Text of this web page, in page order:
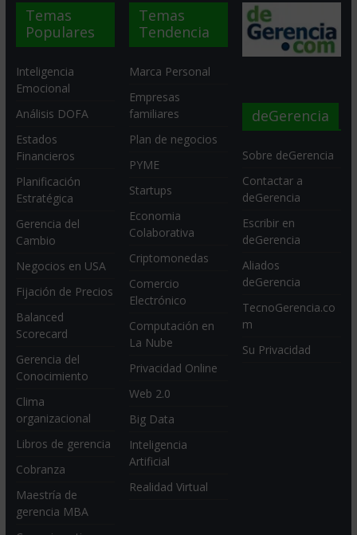
Temas
Populares
Inteligencia
Emocional
Análisis DOFA
Estados
Financieros
Planificación
Estratégica
Gerencia del
Cambio
Negocios en USA
Fijación de Precios
Balanced
Scorecard
Gerencia del
Conocimiento
Clima
organizacional
Libros de gerencia
Cobranza
Maestría de
gerencia MBA
Temas
Tendencia
Marca Personal
Empresas
familiares
Plan de negocios
PYME
Startups
Economia
Colaborativa
Criptomonedas
Comercio
Electrónico
Computación en
La Nube
Privacidad Online
Web 2.0
Big Data
Inteligencia
Artificial
Realidad Virtual
deGerencia
Sobre deGerencia
Contactar a
deGerencia
Escribir en
deGerencia
Aliados
deGerencia
TecnoGerencia.co
m
Su Privacidad